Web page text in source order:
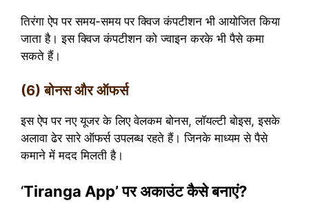
तिरंगा ऐप पर समय-समय पर क्विज कंपटीशन भी आयोजित किया
जाता है। इस क्विज कंपटीशन को ज्वाइन करके भी पैसे कमा
सकते हैं।
(6) बोनस और ऑफर्स
इस ऐप पर नए यूजर के लिए वेलकम बोनस, लॉयल्टी बोइस, इसके
अलावा ढेर सारे ऑफर्स उपलब्ध रहते हैं। जिनके माध्यम से पैसे
कमाने में मदद मिलती है।
‘Tiranga App’ पर अकाउंट कैसे बनाएं?